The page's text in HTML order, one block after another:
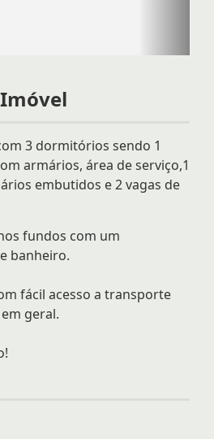
Imóvel
3 dormitórios sendo 1
armários, área de serviço,1
embutidos e 2 vagas de
fundos com um
banheiro.
fácil acesso a transporte
geral.